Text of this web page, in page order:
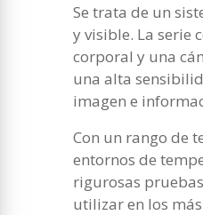
Se trata de un
y visible. La serie
corporal y una
una alta
imagen e
Con un rango de
entornos de
rigurosas
utilizar en los